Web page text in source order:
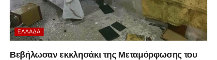
ΕΛΛΆΔΑ
Βεβήλωσαν εκκλησάκι της Μεταμόρφωσης του